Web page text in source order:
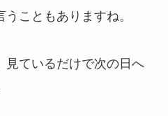
こともありますね。
見ているだけで次の日へ